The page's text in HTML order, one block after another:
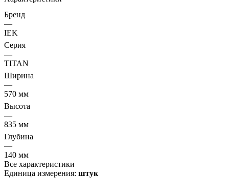
Бренд
—
IEK
Серия
—
TITAN
Ширина
—
570 мм
Высота
—
835 мм
Глубина
—
140 мм
Все характеристики
Единица измерения: штук